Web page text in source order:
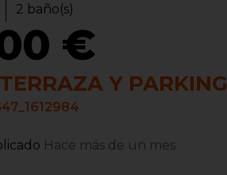
2 baño(s)
€
Y PARKING
Hace más de un mes